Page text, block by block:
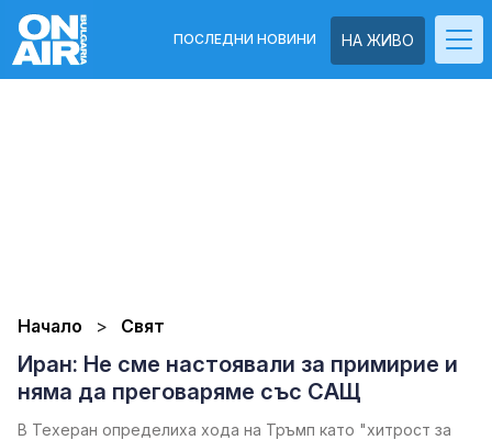
НА ЖИВО
ПОСЛЕДНИ НОВИНИ
Начало Свят
Иран: Не сме настоявали за примирие и
няма да преговаряме със САЩ
В Техеран определиха хода на Тръмп като "хитрост за